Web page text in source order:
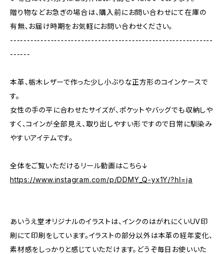
贈り物などお急ぎの場合は、購入前にお問い合わせにて在庫の
有無、お届け時期をお気軽にお問い合わせください。
------------------------------------------------------------
------
本革、栃木レザーで作った少し小ぶりな正方形のコインケースで
す。
女性の手の平に合わせたサイズが、ポケットやバッグでも収納しや
すく、コインが全部見え、取り出しやすい形ですので日常に馴染み
やすいアイテムです。
全体をご覧いただけるリール動画はこちら↓
https://www.instagram.com/p/DDMY_Q-yx1Y/?hl=ja
あいうえ堂オリジナルのイラストは、インクのはがれにくいUV印
刷にて印刷をしています。イラストの部分以外は本革の経年変化、
素材感をしっかりと感じていただけます。どうぞ毎日お使いいた